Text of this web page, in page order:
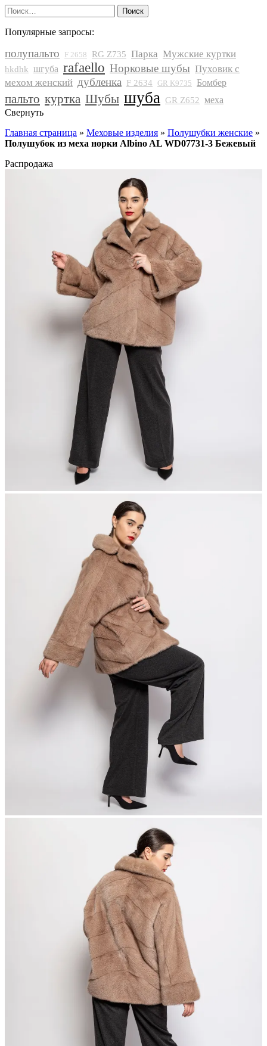
Найти:
Популярные запросы:
полупальто F 2658 RG Z735 Парка Мужские куртки
hkdhk шгуба rafaello Норковые шубы Пуховик с
мехом женский дубленка F 2634 GR K9735 Бомбер
пальто куртка Шубы шуба GR Z652 меха
Свернуть
Главная страница » Меховые изделия » Полушубки женские »
Полушубок из меха норки Albino AL WD07731-3 Бежевый
Распродажа